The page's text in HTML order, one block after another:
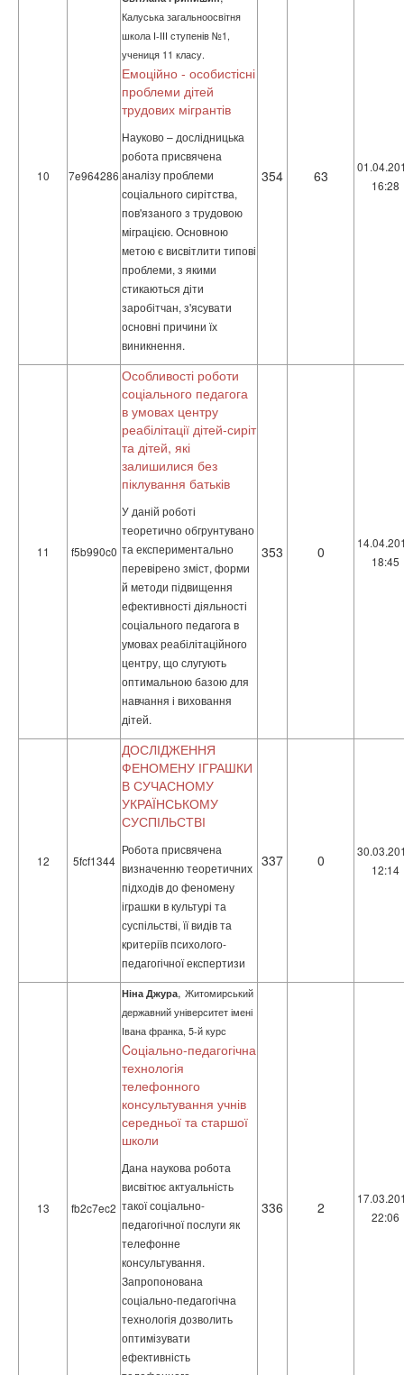
10 7e964286
Калуська загальноосвітня
школа І-ІІІ ступенів №1,
учениця 11 класу.
Емоційно - особистісні
проблеми дітей
трудових мігрантів
Науково – дослідницька
робота присвячена
аналізу проблеми
соціального сирітства,
пов'язаного з трудовою
міграцією. Основною
метою є висвітлити типові
проблеми, з якими
стикаються діти
заробітчан, з'ясувати
основні причини їх
виникнення.
354 63
16:28
11 f5b990c0
Особливості роботи
соціального педагога
в умовах центру
реабілітації дітей-сиріт
та дітей, які
залишилися без
піклування батьків
У даній роботі
теоретично обгрунтувано
та експериментально
перевірено зміст, форми
й методи підвищення
ефективності діяльності
соціального педагога в
умовах реабілітаційного
центру, що слугують
оптимальною базою для
навчання і виховання
дітей.
353 0
18:45
12 5fcf1344
ДОСЛІДЖЕННЯ
ФЕНОМЕНУ ІГРАШКИ
В СУЧАСНОМУ
УКРАЇНСЬКОМУ
СУСПІЛЬСТВІ
Робота присвячена
визначенню теоретичних
підходів до феномену
іграшки в культурі та
суспільстві, її видів та
критеріїв психолого-
педагогічної експертизи
337 0
12:14
13 fb2c7ec2
Ніна Джура, Житомирський
державний університет імені
Івана франка, 5-й курс
Cоціально-педагогічна
технологія
телефонного
консультування учнів
середньої та старшої
школи
Дана наукова робота
висвітює актуальність
такої соціально-
педагогічної послуги як
телефонне
консультування.
Запропонована
соціально-педагогічна
технологія дозволить
оптимізувати
ефективність
336 2
22:06